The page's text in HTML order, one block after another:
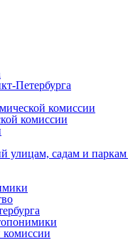
комиссии
комиссии
садам и паркам
комиссии